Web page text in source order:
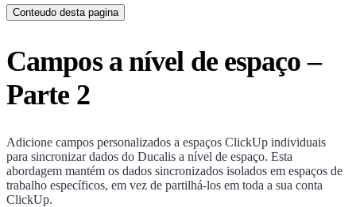
Conteudo desta pagina
Campos a nível de espaço –
Parte 2
Adicione campos personalizados a espaços ClickUp individuais
para sincronizar dados do Ducalis a nível de espaço. Esta
abordagem mantém os dados sincronizados isolados em espaços de
trabalho específicos, em vez de partilhá-los em toda a sua conta
ClickUp.